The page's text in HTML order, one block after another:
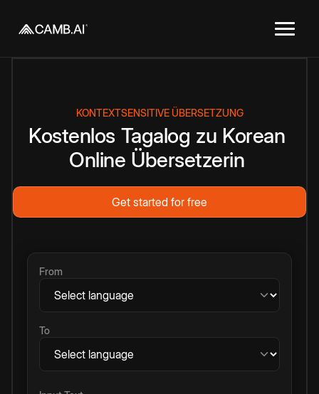
KONTEXTSENSITIVE ÜBERSETZUNG
Kostenlos Tagalog zu Korean
Online Übersetzerin
Get started for free
From
To